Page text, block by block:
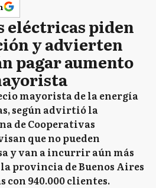
eléctricas piden
y advierten
pagar aumento
mayorista de la energía
según advirtió la
de Cooperativas
que no pueden
y van a incurrir aún más
provincia de Buenos Aires
con 940.000 clientes.